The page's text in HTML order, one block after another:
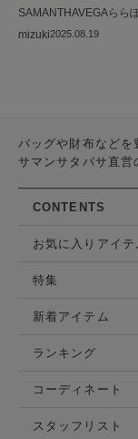
2025.08.19
SAMANTHAVEGAらら
mizuki
バッグや財布などを
サマンサタバサ直営
CONTENTS
お気に入りアイテ
特集
新着アイテム
ランキング
コーディネート
スタッフリスト